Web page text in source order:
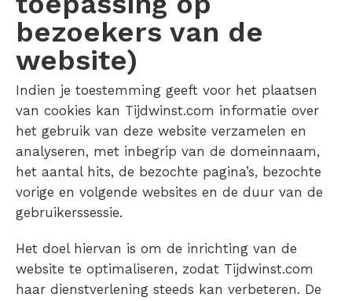
bezoekers van de
website)
Indien je toestemming geeft voor het plaatsen
van cookies kan Tijdwinst.com informatie over
het gebruik van deze website verzamelen en
analyseren, met inbegrip van de domeinnaam,
het aantal hits, de bezochte pagina’s, bezochte
vorige en volgende websites en de duur van de
gebruikerssessie.
Het doel hiervan is om de inrichting van de
website te optimaliseren, zodat Tijdwinst.com
haar dienstverlening steeds kan verbeteren. De